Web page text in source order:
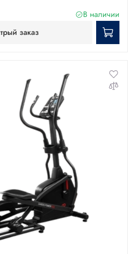
В наличии
заказ